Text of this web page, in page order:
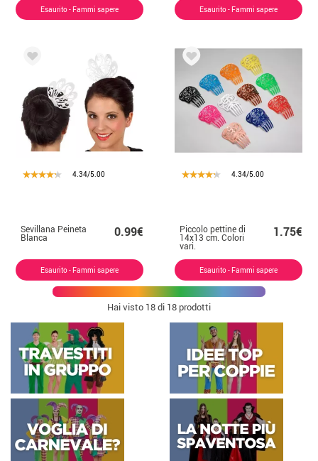
Esaurito - Fammi sapere Esaurito - Fammi sapere
4.34/5.00
Sevillana Peineta
Blanca 0.99€
Esaurito - Fammi sapere
4.34/5.00
Piccolo pettine di
14x13 cm. Colori
vari.
1.75€
Esaurito - Fammi sapere
Hai visto 18di 18 prodotti